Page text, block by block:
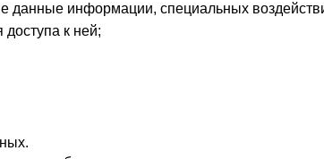
данные информации, специальных
к ней;